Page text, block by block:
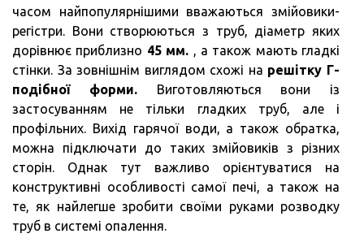
часом найпопулярнішими вважаються змійовики-
регістри. Вони створюються з труб, діаметр яких
дорівнює приблизно 45 мм. , а також мають гладкі
стінки. За зовнішнім виглядом схожі на решітку Г-
подібної форми.Виготовляються вони із
застосуванням не тільки гладких труб, але і
профільних. Вихід гарячої води, а також обратка,
можна підключати до таких змійовиків з різних
сторін. Однак тут важливо орієнтуватися на
конструктивні особливості самої печі, а також на
те, як найлегше зробити своїми руками розводку
труб в системі опалення.